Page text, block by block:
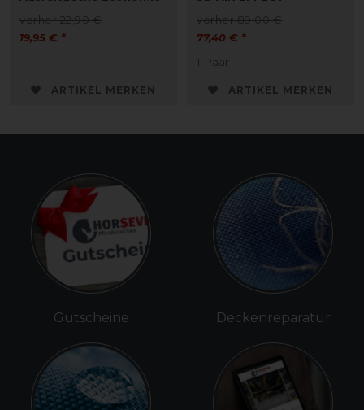
vorher 22,90 €
19,95 € *
ARTIKEL MERKEN
vorher 89,00 €
77,40 € *
1 Paar
ARTIKEL MERKEN
Gutscheine Deckenreparatur